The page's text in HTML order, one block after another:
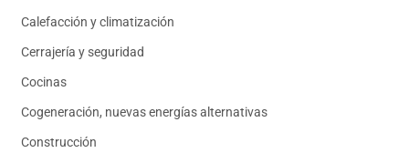
Calefacción y climatización
Cerrajería y seguridad
Cocinas
Cogeneración, nuevas energías alternativas
Construcción